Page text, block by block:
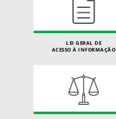
LEI GERAL DE
ACESSO À INFORMAÇÃO